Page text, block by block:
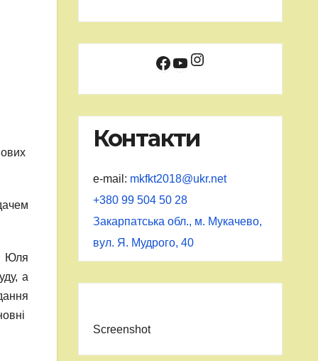
Юля
а
Facebook
YouTube
Instagram
Контакти
e-mail: mkfkt2018@ukr.net
+380 99 504 50 28
Закарпатська обл., м. Мукачево,
вул. Я. Мудрого, 40
Screenshot